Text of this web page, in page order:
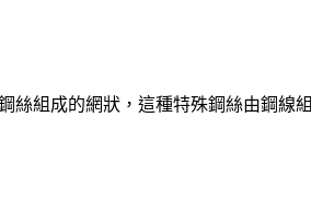
絲組成的網狀，這種特殊鋼絲由鋼線